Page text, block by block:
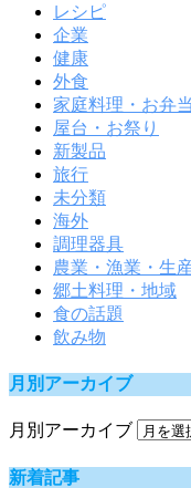
レシピ
企業
健康
外食
家庭料理・お弁当
屋台・お祭り
新製品
旅行
未分類
海外
調理器具
農業・漁業・生
郷土料理・地域
食の話題
飲み物
月別アーカイブ
月別アーカイブ
新着記事